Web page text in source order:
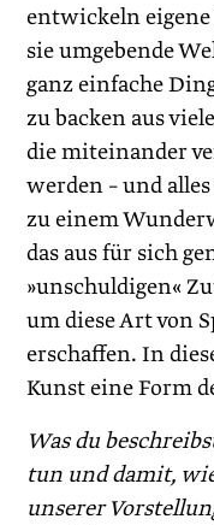
entwickeln
sie umgebende
ganz einfache
zu backen aus
die miteinander
werden – und
zu einem
das aus für sich
»unschuldigen«
um diese Art von
erschaffen. In
Kunst eine Form
Was du
tun und damit,
unserer